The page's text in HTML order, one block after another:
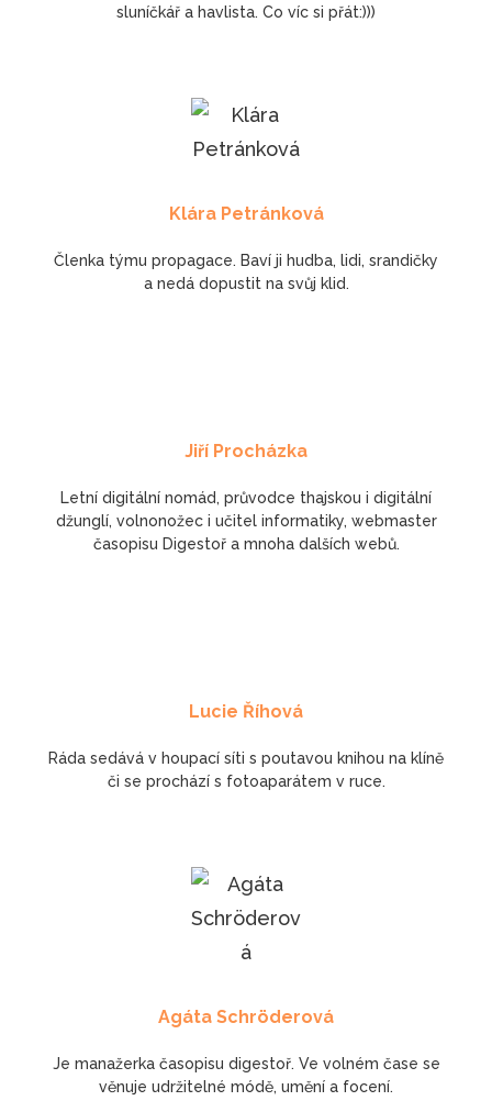
sluníčkář a havlista. Co víc si přát:)))
Klára Petránková
Členka týmu propagace. Baví ji hudba, lidi, srandičky
a nedá dopustit na svůj klid.
Jiří Procházka
Letní digitální nomád, průvodce thajskou i digitální
džunglí, volnonožec i učitel informatiky, webmaster
časopisu Digestoř a mnoha dalších webů.
Lucie Říhová
Ráda sedává v houpací síti s poutavou knihou na klíně
či se prochází s fotoaparátem v ruce.
Agáta Schröderová
Je manažerka časopisu digestoř. Ve volném čase se
věnuje udržitelné módě, umění a focení.